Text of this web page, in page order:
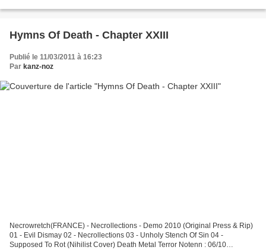
Hymns Of Death - Chapter XXIII
Publié le 11/03/2011 à 16:23
Par kanz-noz
Necrowretch(FRANCE) - Necrollections - Demo 2010 (Original Press & Rip)
01 - Evil Dismay 02 - Necrollections 03 - Unholy Stench Of Sin 04 -
Supposed To Rot (Nihilist Cover) Death Metal Terror Notenn : 06/10